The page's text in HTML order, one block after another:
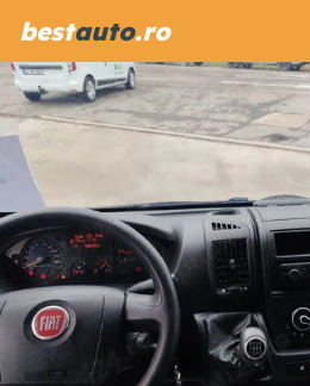
bestauto.ro